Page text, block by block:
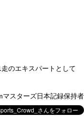
のエキスパートとして
マスターズ日本記録保持者